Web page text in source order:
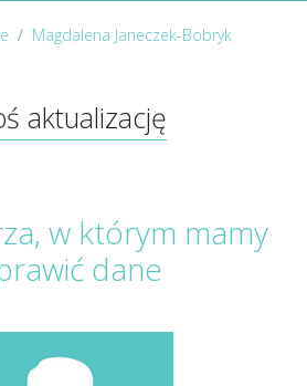
Magdalena Janeczek-Bobryk
aktualizację
w którym mamy
dane